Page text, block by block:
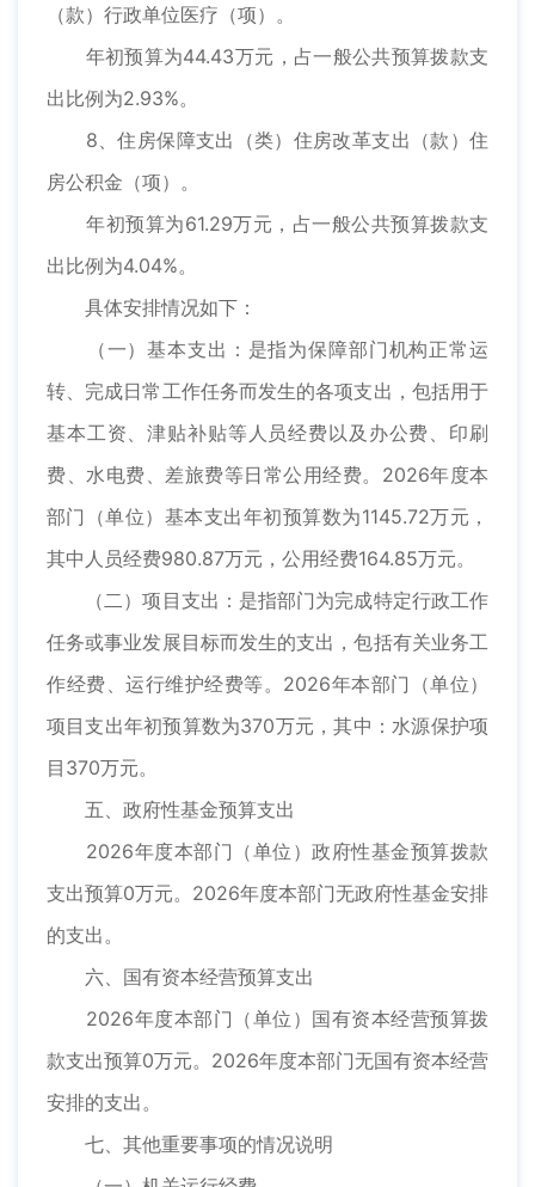
（款）行政单位医疗（项）。
年初预算为44.43万元，占一般公共预算拨款支
出比例为2.93%。
8、住房保障支出（类）住房改革支出（款）住
房公积金（项）。
年初预算为61.29万元，占一般公共预算拨款支
出比例为4.04%。
具体安排情况如下：
（一）基本支出：是指为保障部门机构正常运
转、完成日常工作任务而发生的各项支出，包括用于
基本工资、津贴补贴等人员经费以及办公费、印刷
费、水电费、差旅费等日常公用经费。2026年度本
部门（单位）基本支出年初预算数为1145.72万元，
其中人员经费980.87万元，公用经费164.85万元。
（二）项目支出：是指部门为完成特定行政工作
任务或事业发展目标而发生的支出，包括有关业务工
作经费、运行维护经费等。2026年本部门（单位）
项目支出年初预算数为370万元，其中：水源保护项
目370万元。
五、政府性基金预算支出
2026年度本部门（单位）政府性基金预算拨款
支出预算0万元。2026年度本部门无政府性基金安排
的支出。
六、国有资本经营预算支出
2026年度本部门（单位）国有资本经营预算拨
款支出预算0万元。2026年度本部门无国有资本经营
安排的支出。
七、其他重要事项的情况说明